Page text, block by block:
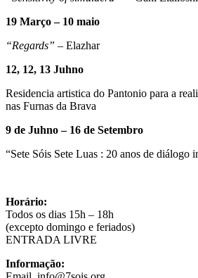
19 Março – 10 maio
“Regards” – Elazhar
12, 12, 13 Juhno
Residencia artistica do Pantonio para a
nas Furnas da Brava
9 de Juhno – 16 de Setembro
“Sete Sóis Sete Luas : 20 anos de diálogo
Horário:
Todos os dias 15h – 18h
(excepto domingo e feriados)
ENTRADA LIVRE
Informação: